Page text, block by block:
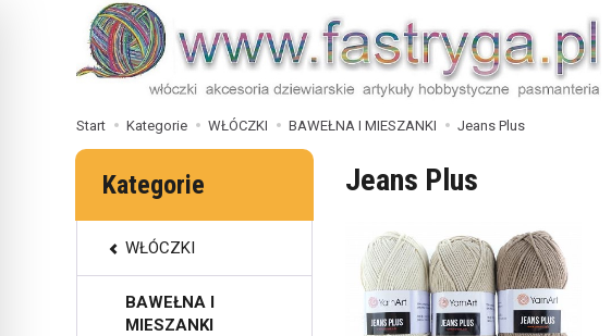
Start Kategorie WŁÓCZKI BAWEŁNA I MIESZANKI Jeans Plus
Jeans Plus
Kategorie
WŁÓCZKI
BAWEŁNA I
MIESZANKI